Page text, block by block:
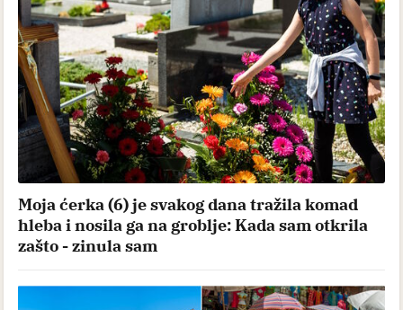
Moja ćerka (6) je svakog dana tražila komad
hleba i nosila ga na groblje: Kada sam otkrila
zašto - zinula sam